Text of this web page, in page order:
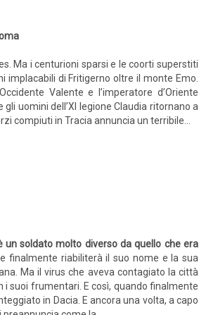
Ma i centurioni sparsi e le coorti superstiti
di Fritigerno oltre il monte Emo.
Valente e l’imperatore d’Oriente
uomini dell’XI legione Claudia ritornano a
compiuti in Tracia annuncia un terribile...
soldato molto diverso da quello che era
finalmente riabiliterà il suo nome e la sua
Ma il virus che aveva contagiato la città
suoi frumentari. E così, quando finalmente
in Dacia. E ancora una volta, a capo